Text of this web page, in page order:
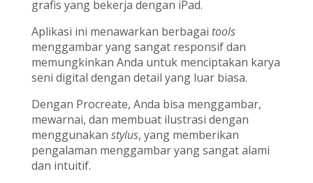
grafis yang bekerja dengan iPad.
Aplikasi ini menawarkan berbagai tools
menggambar yang sangat responsif dan
memungkinkan Anda untuk menciptakan karya
seni digital dengan detail yang luar biasa.
Dengan Procreate, Anda bisa menggambar,
mewarnai, dan membuat ilustrasi dengan
menggunakan stylus, yang memberikan
pengalaman menggambar yang sangat alami
dan intuitif.